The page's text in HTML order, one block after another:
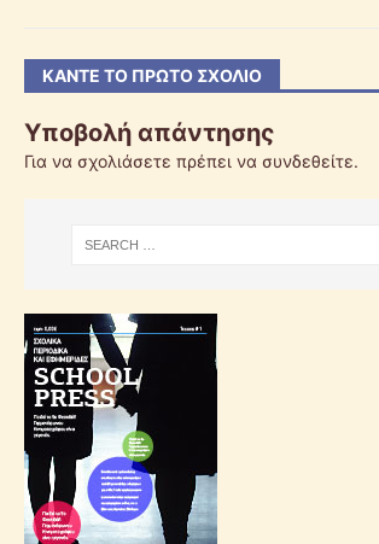
ΚΆΝΤΕ ΤΟ ΠΡΏΤΟ ΣΧΌΛΙΟ
Υποβολή απάντησης
Για να σχολιάσετε πρέπει να συνδεθείτε.